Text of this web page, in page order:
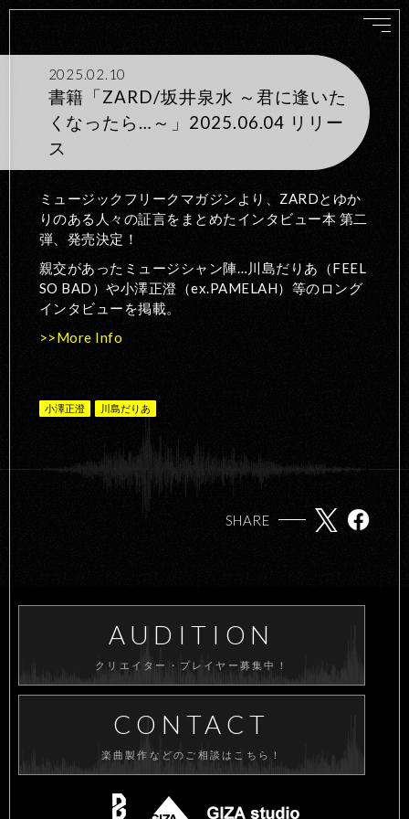
2025.02.10
書籍「ZARD/坂井泉水 ～君に逢いた
くなったら…～」2025.06.04 リリー
ス
ミュージックフリークマガジンより、ZARDとゆか
りのある人々の証言をまとめたインタビュー本 第二
弾、発売決定！
親交があったミュージシャン陣…川島だりあ（FEEL
SO BAD）や小澤正澄（ex.PAMELAH）等のロング
インタビューを掲載。
>>More Info
小澤正澄 川島だりあ
SHARE
AUDITION
クリエイター・プレイヤー募集中！
CONTACT
楽曲製作などのご相談はこちら！